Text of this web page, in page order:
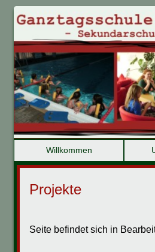
Willkommen
Projekte
Seite befindet sich in